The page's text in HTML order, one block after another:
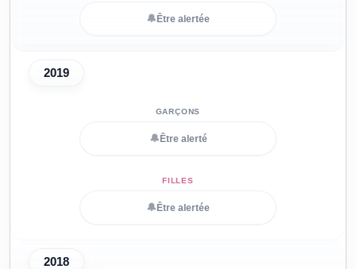
🔔 Être alertée
2019
🔔 Être alerté
🔔 Être alertée
2018